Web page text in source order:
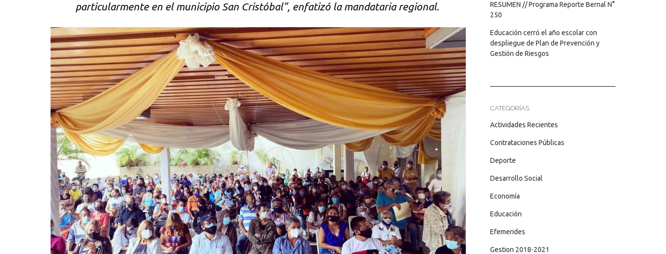
particularmente en el municipio San Cristóbal”, enfatizó la mandataria regional.
RESUMEN // Programa Reporte Bernal N°
250
Educación cerró el año escolar con
despliegue de Plan de Prevención y
Gestión de Riesgos
CATEGORÍAS
Actividades Recientes
Contrataciones Públicas
Deporte
Desarrollo Social
Economía
Educación
Efemerides
Gestion 2018-2021